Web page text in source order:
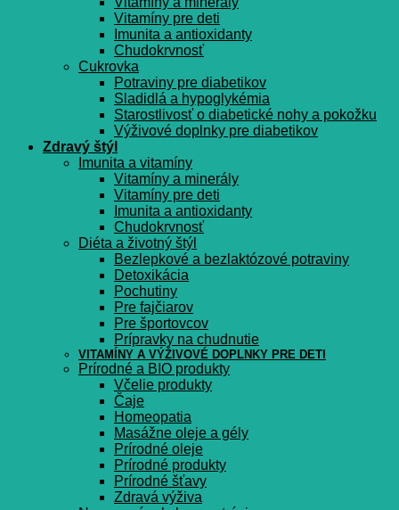
Vitamíny pre deti
Imunita a antioxidanty
Chudokrvnosť
Cukrovka
Potraviny pre diabetikov
Sladidlá a hypoglykémia
Starostlivosť o diabetické nohy a pokožku
Výživové doplnky pre diabetikov
Zdravý štýl
Imunita a vitamíny
Vitamíny a minerály
Vitamíny pre deti
Imunita a antioxidanty
Chudokrvnosť
Diéta a životný štýl
Bezlepkové a bezlaktózové potraviny
Detoxikácia
Pochutiny
Pre fajčiarov
Pre športovcov
Prípravky na chudnutie
VITAMÍNY A VÝŽIVOVÉ DOPLNKY PRE DETI
Prírodné a BIO produkty
Včelie produkty
Čaje
Homeopatia
Masážne oleje a gély
Prírodné oleje
Prírodné produkty
Prírodné šťavy
Zdravá výživa